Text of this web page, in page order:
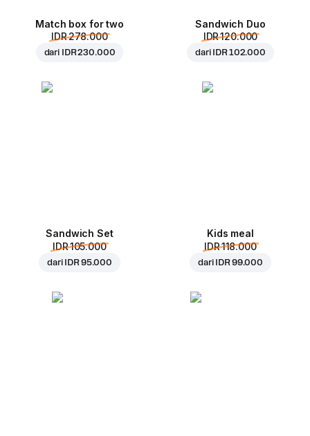
Match box for two
IDR 278.000
dari IDR 230.000
Sandwich Duo
IDR 120.000
dari IDR 102.000
Sandwich Set
IDR 105.000
dari IDR 95.000
Kids meal
IDR 118.000
dari IDR 99.000